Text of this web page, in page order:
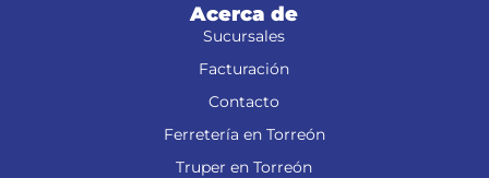
Acerca de
Sucursales
Facturación
Contacto
Ferretería en Torreón
Truper en Torreón